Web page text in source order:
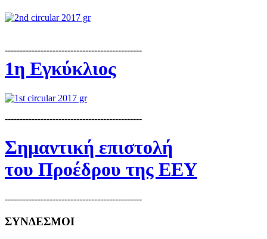
----------------------------------------------
1η Εγκύκλιος
----------------------------------------------
Σημαντική επιστολή
του Προέδρου της ΕΕΥ
----------------------------------------------
ΣΥΝΔΕΣΜΟΙ